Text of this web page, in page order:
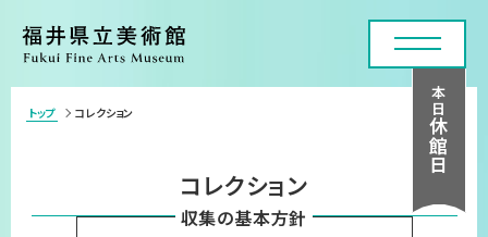
本日
休館日
展覧会
トップ コレクション
コレクション
収集の基本方針